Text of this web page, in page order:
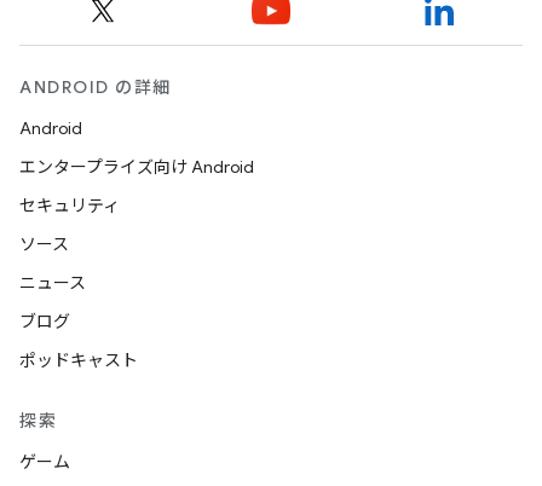
ANDROID の詳細
Android
エンタープライズ向け Android
セキュリティ
ソース
ニュース
ブログ
ポッドキャスト
探索
ゲーム